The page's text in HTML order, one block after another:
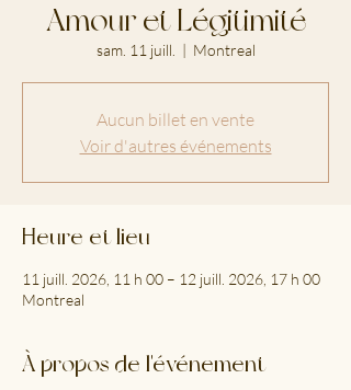
Amour et Légitimité
sam. 11 juill.
  |
Montreal
Aucun billet en vente
Voir d'autres événements
Heure et lieu
11 juill. 2026, 11 h 00 – 12 juill. 2026, 17 h 00
Montreal
À propos de l'événement